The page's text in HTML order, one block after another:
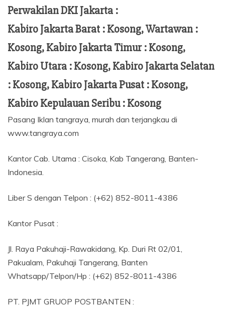
Perwakilan DKI Jakarta :
Kabiro Jakarta Barat : Kosong, Wartawan :
Kosong, Kabiro Jakarta Timur : Kosong,
Kabiro Utara : Kosong, Kabiro Jakarta Selatan
: Kosong, Kabiro Jakarta Pusat : Kosong,
Kabiro Kepulauan Seribu : Kosong
Pasang Iklan tangraya, murah dan terjangkau di
www.tangraya.com
Kantor Cab. Utama : Cisoka, Kab Tangerang, Banten-
Indonesia.
Liber S dengan Telpon : (+62) 852-8011-4386
Kantor Pusat :
Jl. Raya Pakuhaji-Rawakidang, Kp. Duri Rt 02/01,
Pakualam, Pakuhaji Tangerang, Banten
Whatsapp/Telpon/Hp : (+62) 852-8011-4386
PT. PJMT GRUOP POSTBANTEN :